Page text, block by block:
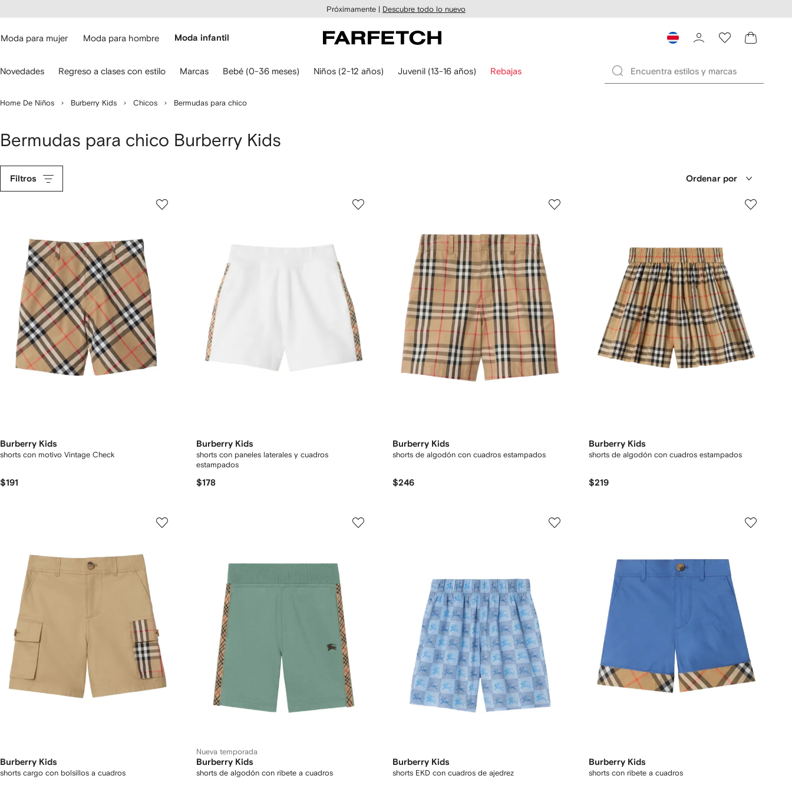
Próximamente | Descubre todo lo nuevo
Moda para mujer Moda para hombre Moda infantil
Novedades Regreso a clases con estilo Marcas Bebé (0-36 meses) Niños (2-12 años) Juvenil (13-16 años) Rebajas
Home De Niños Burberry Kids Chicos Bermudas para chico
Bermudas para chico Burberry Kids
Filtros Ordenar por
Burberry Kids
shorts con motivo Vintage Check
$191
Burberry Kids
shorts con paneles laterales y cuadros
estampados
$178
Burberry Kids
shorts de algodón con cuadros estampados
$246
Burberry Kids
shorts de algodón con cuadros estampados
$219
Burberry Kids
shorts cargo con bolsillos a cuadros
Nueva temporada
Burberry Kids
shorts de algodón con ribete a cuadros
Burberry Kids
shorts EKD con cuadros de ajedrez
Burberry Kids
shorts con ribete a cuadros